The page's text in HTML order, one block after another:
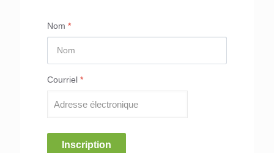
Nom *
Courriel *
Inscription